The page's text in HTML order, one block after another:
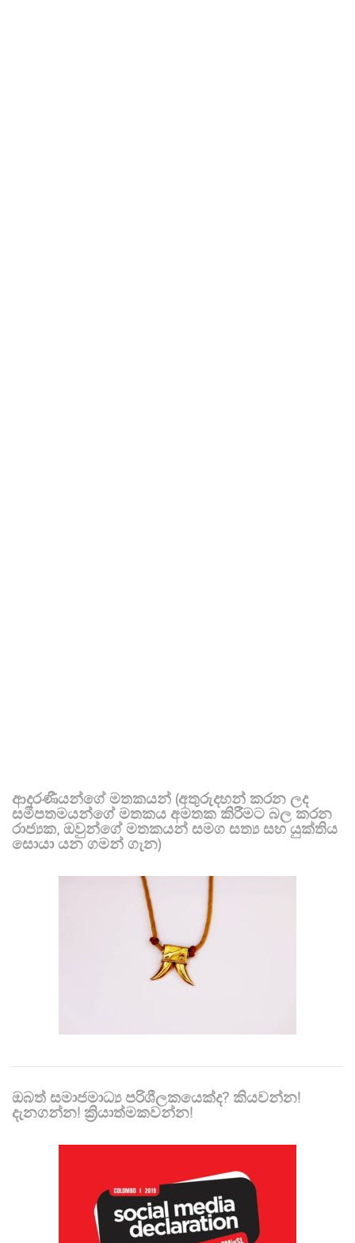
ආදරණීයන්ගේ මතකයන් (අතුරුදහන් කරන ලද
සමීපතමයන්ගේ මතකය අමතක කිරීමට බල කරන
රාජ්‍යක, ඔවුන්ගේ මතකයන් සමග සත්‍ය සහ යුක්තිය
සොයා යන ගමන් ගැන)
ඔබත් සමාජමාධ්‍ය පරිශීලකයෙක්ද? කියවන්න!
දැනගන්න! ක්‍රියාත්මකවන්න!